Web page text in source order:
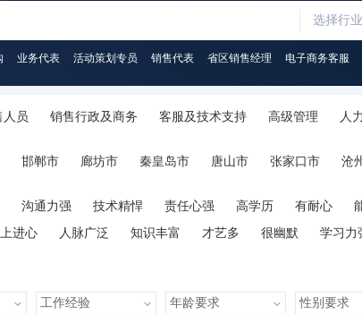
选择行业
业务代表 活动策划专员 销售代表 省区销售经理 电子商务客服
人员 销售行政及商务 客服及技术支持 高级管理 人
IT-管理 计算机软件 计算机硬件 影视/媒体 翻译
邯郸市 廊坊市 秦皇岛市 唐山市 张家口市 沧
沟通力强 技术精悍 责任心强 高学历 有耐心
进心 人脉广泛 知识丰富 才艺多 很幽默 学习力